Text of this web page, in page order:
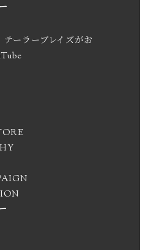
テーラーブレイズがお